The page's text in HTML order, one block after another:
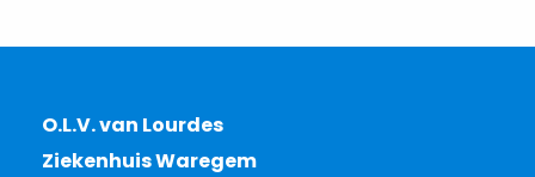
O.L.V. van Lourdes
Ziekenhuis Waregem